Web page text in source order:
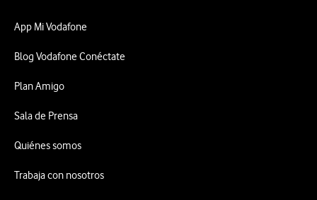
App Mi Vodafone
Blog Vodafone Conéctate
Plan Amigo
Sala de Prensa
Quiénes somos
Trabaja con nosotros